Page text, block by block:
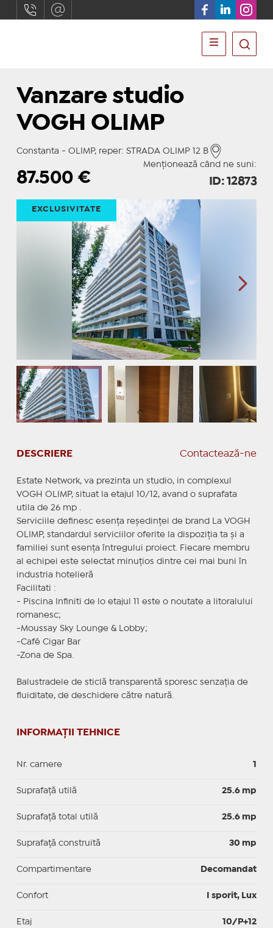
Vanzare studio
VOGH OLIMP
Constanta - OLIMP, reper: STRADA OLIMP 12 B
Menționează când ne suni:
87.500€ ID: 12873
EXCLUSIVITATE
DESCRIERE Contactează-ne
Estate Network, va prezinta un studio, in complexul
VOGH OLIMP, situat la etajul 10/12, avand o suprafata
utila de 26 mp .
Serviciile definesc esența reședinței de brand La VOGH
OLIMP, standardul serviciilor oferite la dispoziția ta și a
familiei sunt esența întregului proiect. Fiecare membru
al echipei este selectat minuțios dintre cei mai buni în
industria hotelieră
Facilitati :
- Piscina Infiniti de lo etajul 11 este o noutate a litoralului
romanesc;
-Moussay Sky Lounge & Lobby;
-Café Cigar Bar
-Zona de Spa.
Balustradele de sticlă transparentă sporesc senzația de
fluiditate, de deschidere către natură.
INFORMAȚII TEHNICE
Nr. camere 1
Suprafaţă utilă 25.6 mp
Suprafaţă total utilă 25.6 mp
Suprafaţă construită 30 mp
Compartimentare Decomandat
Confort I sporit, Lux
Etaj 10/P+12